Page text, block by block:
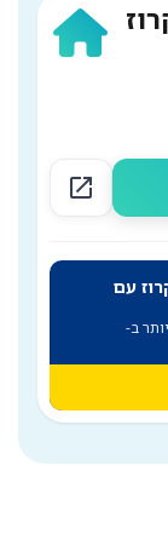
open_in_new
עם
ב-